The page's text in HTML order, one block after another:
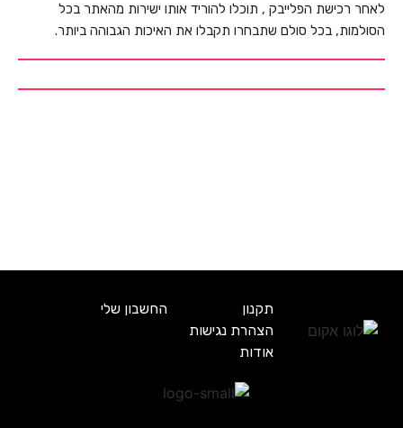
לאחר רכישת הפלייבק , תוכלו להוריד אותו ישירות מהאתר בכל
הסולמות, בכל סולם שתבחרו תקבלו את האיכות הגבוהה ביותר.
תקנון
החשבון שלי
הצהרת נגישות
אודות